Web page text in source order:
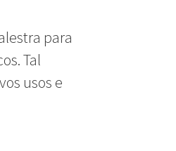
para
Tal
usos e